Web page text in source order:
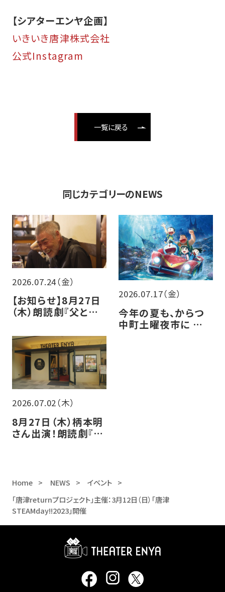
【シアターエンヤ企画】
いきいき唐津株式会社
公式Instagram
一覧に戻る
同じカテゴリーのNEWS
2026.07.24（金）
【お知らせ】8月27日
（木）朗読劇『父と暮
について
2026.07.17（金）
今年の夏も、からつ
中町土曜夜市に シア
2026.07.02（木）
8月27日（木）柄本明
さん出演！朗読劇『父
Home NEWS
イベント
「唐津returnプロジェクト」主催：3月12日（日）「唐津
STEAMday!!2023」開催